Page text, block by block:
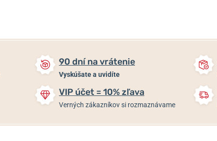
90 dní na vrátenie
Vyskúšate a uvidíte
VIP účet = 10% zľava
Verných zákazníkov si rozmaznávame